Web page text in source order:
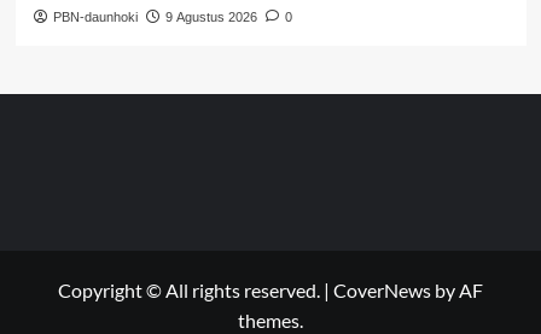
PBN-daunhoki 9 Agustus 2026 0
Copyright © All rights reserved. | CoverNews by AF
themes.